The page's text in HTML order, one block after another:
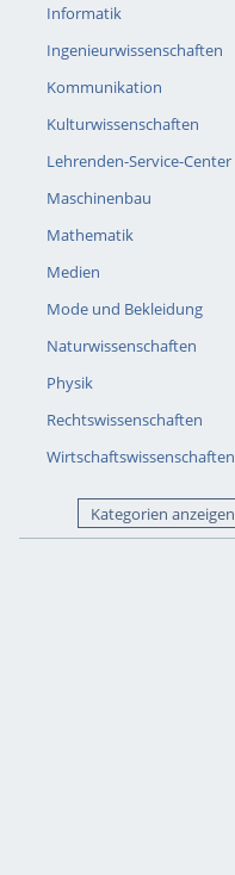
Informatik
Ingenieurwissenschaften
Kommunikation
Kulturwissenschaften
Lehrenden-Service-Center
Maschinenbau
Mathematik
Medien
Mode und Bekleidung
Naturwissenschaften
Physik
Rechtswissenschaften
Wirtschaftswissenschaften
Kategorien anzeigen